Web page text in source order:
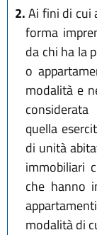
2.Ai fini di cui
forma
da chi ha la
o
modalità e
quella
di unità
immobiliari
che hanno
modalità di